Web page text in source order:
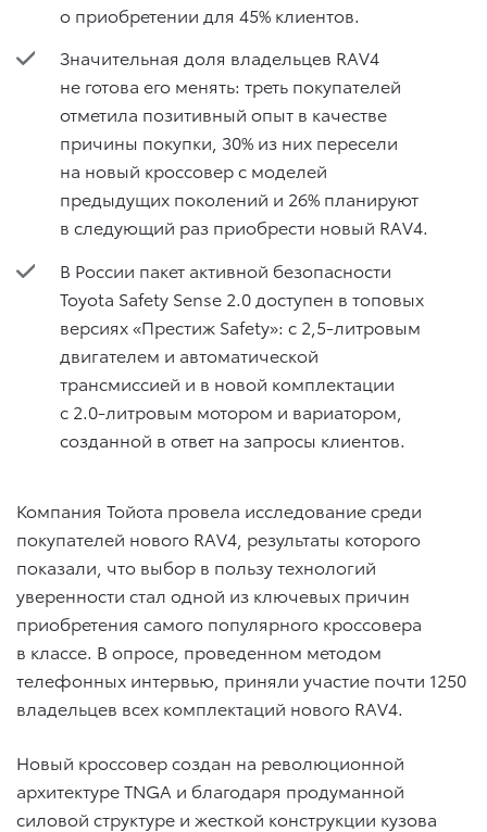
о приобретении для 45% клиентов.
Значительная доля владельцев RAV4
не готова его менять: треть покупателей
отметила позитивный опыт в качестве
причины покупки, 30% из них пересели
на новый кроссовер с моделей
предыдущих поколений и 26% планируют
в следующий раз приобрести новый RAV4.
В России пакет активной безопасности
Toyota Safety Sense 2.0 доступен в топовых
версиях «Престиж Safety»: c 2,5-литровым
двигателем и автоматической
трансмиссией и в новой комплектации
с 2.0-литровым мотором и вариатором,
созданной в ответ на запросы клиентов.
Компания Тойота провела исследование среди
покупателей нового RAV4, результаты которого
показали, что выбор в пользу технологий
уверенности стал одной из ключевых причин
приобретения самого популярного кроссовера
в классе. В опросе, проведенном методом
телефонных интервью, приняли участие почти 1250
владельцев всех комплектаций нового RAV4.
Новый кроссовер создан на революционной
архитектуре TNGA и благодаря продуманной
силовой структуре и жесткой конструкции кузова